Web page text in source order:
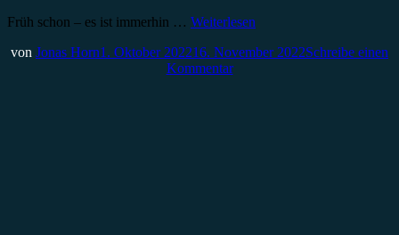
Früh schon – es ist immerhin … Weiterlesen
von Jonas Horn1. Oktober 202216. November 2022Schreibe einen
Kommentar